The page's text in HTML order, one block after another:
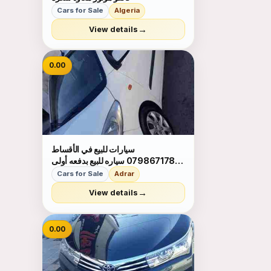
Cars for Sale Algeria
View details →
0.00
سيارات للبيع في الأقساط
0798671788 سياره للبيع بدفعه أولى
ميسرا واقساط شهريه بحق الموصلات
لالستفسار 0798671788
Cars for Sale Adrar
View details →
0.00